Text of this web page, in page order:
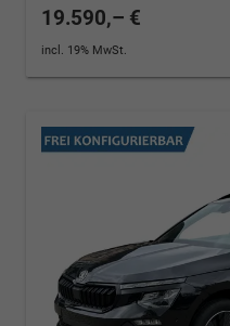
19.590,– €
incl. 19% MwSt.